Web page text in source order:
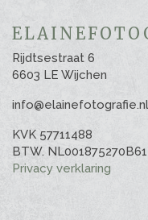
Rijdtsestraat 6
6603 LE Wijchen
info@elainefotografie.nl
KVK 57711488
BTW. NL001875270B61
Privacy verklaring